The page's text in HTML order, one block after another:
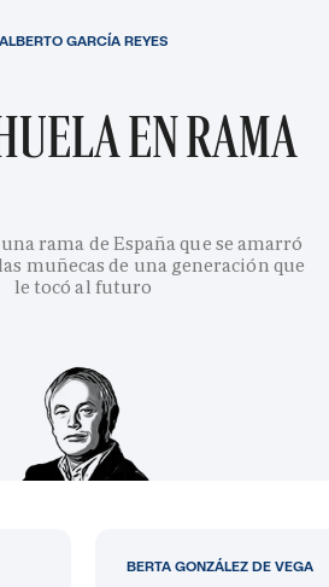
EN RAMA
rama de España que se amarró
muñecas de una generación que
le tocó al futuro
ALBERTO GARCÍA REYES
BERTA GONZÁLEZ DE VEGA